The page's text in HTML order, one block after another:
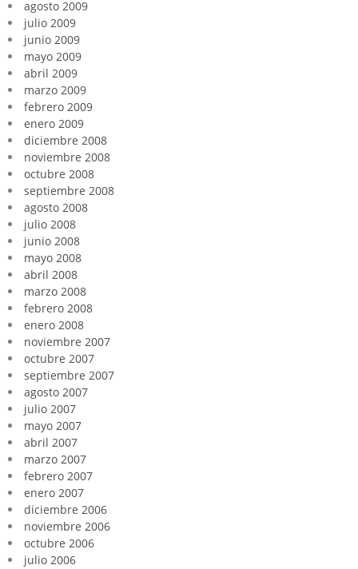
agosto 2009
julio 2009
junio 2009
mayo 2009
abril 2009
marzo 2009
febrero 2009
enero 2009
diciembre 2008
noviembre 2008
octubre 2008
septiembre 2008
agosto 2008
julio 2008
junio 2008
mayo 2008
abril 2008
marzo 2008
febrero 2008
enero 2008
noviembre 2007
octubre 2007
septiembre 2007
agosto 2007
julio 2007
mayo 2007
abril 2007
marzo 2007
febrero 2007
enero 2007
diciembre 2006
noviembre 2006
octubre 2006
julio 2006